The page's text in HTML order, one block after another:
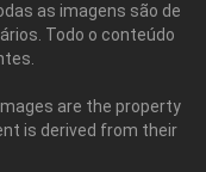
as imagens são de
Todo o conteúdo
are the property
is derived from their